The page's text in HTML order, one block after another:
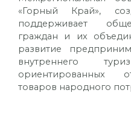
«Горный Край»,
поддерживает
граждан и их
развитие
внутреннего
ориентированных
товаров народного